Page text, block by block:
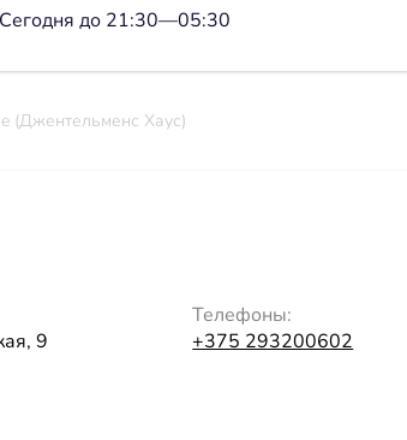
Сегодня до 21:30—05:30
(Джентельменс Хаус)
9
Телефоны:
+375 293200602